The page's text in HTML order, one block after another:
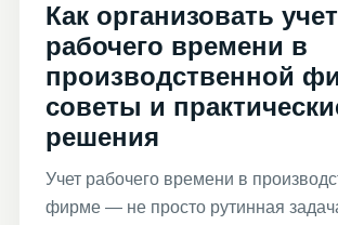
Как организовать учет
рабочего времени в
производственной
советы и
решения
Учет рабочего времени в
фирме — не просто рутинная